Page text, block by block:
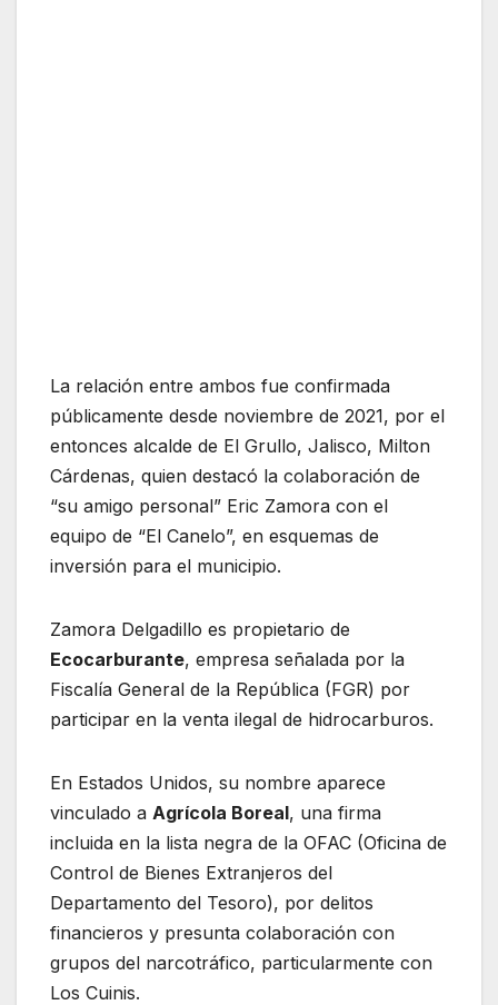
La relación entre ambos fue confirmada
públicamente desde noviembre de 2021, por el
entonces alcalde de El Grullo, Jalisco, Milton
Cárdenas, quien destacó la colaboración de
“su amigo personal” Eric Zamora con el
equipo de “El Canelo”, en esquemas de
inversión para el municipio.
Zamora Delgadillo es propietario de
Ecocarburante, empresa señalada por la
Fiscalía General de la República (FGR) por
participar en la venta ilegal de hidrocarburos.
En Estados Unidos, su nombre aparece
vinculado a Agrícola Boreal, una firma
incluida en la lista negra de la OFAC (Oficina de
Control de Bienes Extranjeros del
Departamento del Tesoro), por delitos
financieros y presunta colaboración con
grupos del narcotráfico, particularmente con
Los Cuinis.